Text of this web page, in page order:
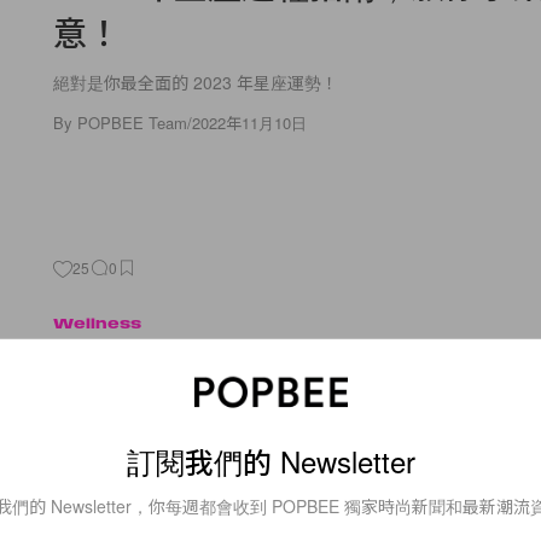
意！
絕對是你最全面的 2023 年星座運勢！
By POPBEE Team/2022年11月10日
25 0
Wellness
#POPBEE 塔羅占卜：計劃轉
看看神諭牌給你關於這個計劃
讓本地占卜師為你解開煩惱吧！
ByBunny Lau/2022年10月21日
訂閱我們的 Newsletter
們的 Newsletter，你每週都會收到 POPBEE 獨家時尚新聞和最新潮流